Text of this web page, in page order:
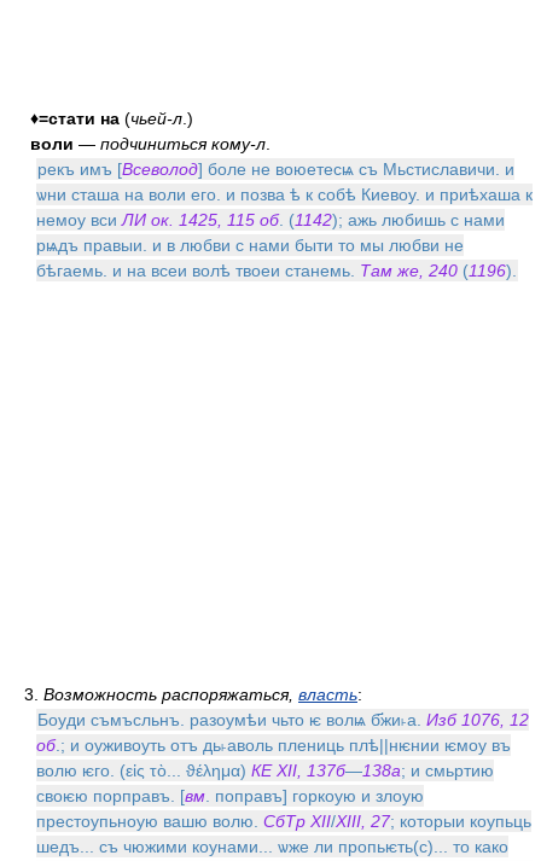
♦=стати на (чьей-л .)
воли — подчиниться кому-л
рекъ имъ [Всеволод] боле не воюетесѩ съ Мьстиславичи. и
ѡни сташа на воли его. и позва ѣ к собѣ Киевоу. и приѣхаша к
немоу вси ЛИ ок. 1425, 115 об. (1142); ажь любишь с нами
рѩдъ правыи. и в любви с нами быти то мы любви не
бѣгаемь. и на всеи волѣ твоеи станемь. Там же, 240 (1196).
3. Возможность распоряжаться, власть:
Боуди съмъсльнъ. разоумѣи чьто ѥ волѩ б҃жи˫а. Изб 1076, 12
об.; и оуживоуть отъ дь˫аволь плениць плѣ||нѥнии ѥмоу въ
волю ѥго. (εἰς τὸ... ϑέλημα) КЕ XII, 137б—138а; и смьртию
своѥю порправъ. [вм . поправъ] горкоую и злоую
престоупьноую вашю волю. СбТр XII/XIII, 27; которыи коупьць
шедъ... съ чюжими коунами... ѡже ли пропьѥть(с)... то како